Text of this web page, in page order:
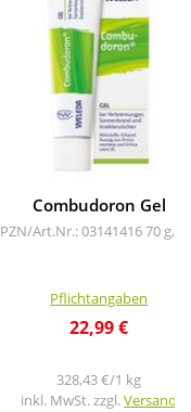
Combudoron Gel
PZN/Art.Nr.: 0314141670 g,
Pflichtangaben
22,99 €
328,43 €/1 kg
inkl. MwSt. zzgl.Versand